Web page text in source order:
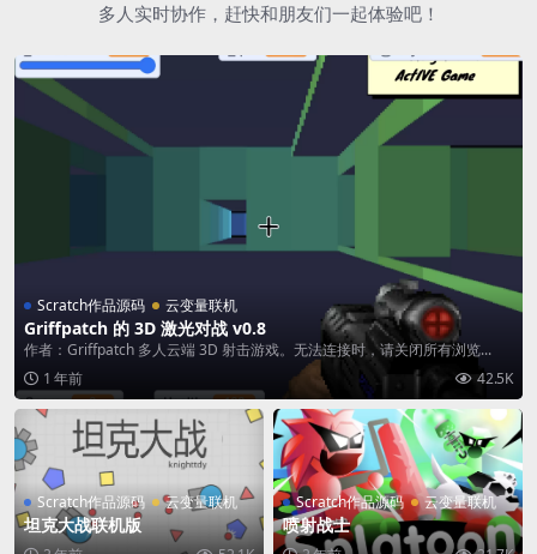
多人实时协作，赶快和朋友们一起体验吧！
Scratch作品源码 云变量联机
Griffpatch 的 3D 激光对战 v0.8
作者：Griffpatch 多人云端 3D 射击游戏。无法连接时，请关闭所有浏览...
1 年前
42.5K
Scratch作品源码 云变量联机
坦克大战联机版
Scratch作品源码 云变量联机
喷射战士